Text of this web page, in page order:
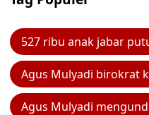
527 ribu anak jabar
Agus Mulyadi birokrat
Agus Mulyadi